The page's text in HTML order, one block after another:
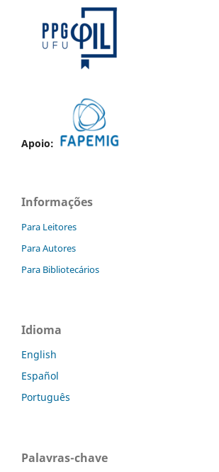
Apoio:
Informações
Para Leitores
Para Autores
Para Bibliotecários
Idioma
English
Español
Português
Palavras-chave